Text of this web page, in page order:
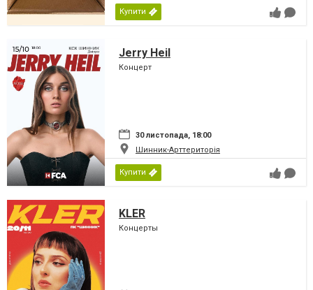
Купити
Jerry Heil
Концерт
30 листопада, 18:00
Шинник-Арттериторія
Купити
KLER
Концерты